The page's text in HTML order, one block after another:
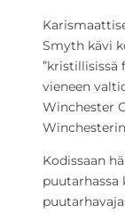
Smyth kävi
”kristillisissä
vieneen
Winchester
Kodissaan
puutarhassa